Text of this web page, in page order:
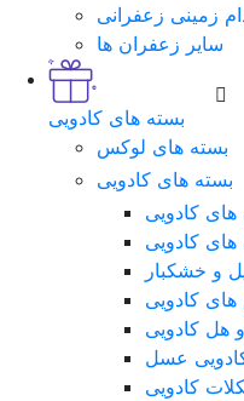
زمینی زعفرانی
سایر زعفران ها
بسته های کادویی
بسته های لوکس
بسته های کادویی
کادویی
کادویی
و خشکبار
کادویی
و هل کادویی
عسل
کادویی